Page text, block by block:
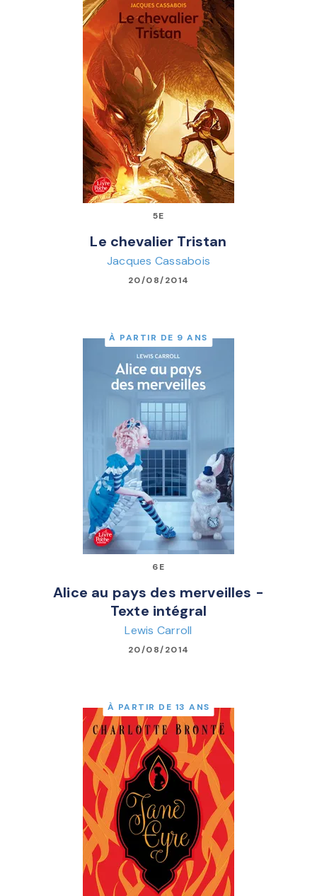
5E
Le chevalier Tristan
Jacques Cassabois
20/08/2014
À PARTIR DE 9 ANS
6E
Alice au pays des merveilles -
Texte intégral
Lewis Carroll
20/08/2014
À PARTIR DE 13 ANS